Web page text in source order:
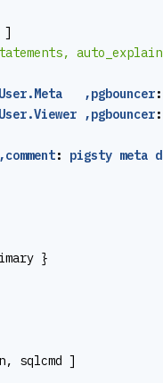
]
,pgbouncer:
,pgbouncer:
: pigsty meta
}
sqlcmd ]